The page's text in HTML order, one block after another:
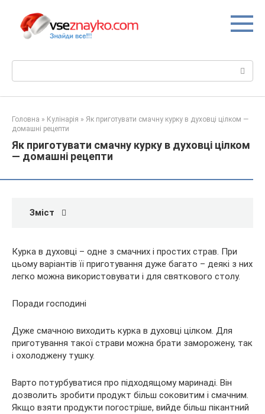
вмісту
Головна » Кулінарія » Як приготувати смачну курку в духовці цілком —
домашні рецепти
Як приготувати смачну курку в духовці цілком
— домашні рецепти
Зміст
Курка в духовці – одне з смачних і простих страв. При
цьому варіантів її приготування дуже багато – деякі з них
легко можна використовувати і для святкового столу.
Поради господині
Дуже смачною виходить курка в духовці цілком. Для
приготування такої страви можна брати заморожену, так
і охолоджену тушку.
Варто потурбуватися про підходящому маринаді. Він
дозволить зробити продукт більш соковитим і смачним.
Якщо взяти продукти погостріше, вийде більш пікантний